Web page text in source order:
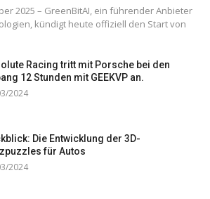
2025 – GreenBitAI, ein führender Anbieter
kündigt heute offiziell den Start von
Racing tritt mit Porsche bei den
12 Stunden mit GEEKVP an.
2024
Die Entwicklung der 3D-
für Autos
2024